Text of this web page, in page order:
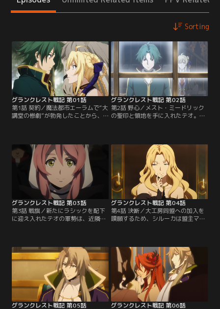
Sorting
グランクレスト戦記 第01話
第1話 契約／魔法都市エーラムで“大
講堂の惨劇”が勃発したことから、
かれ、大陸はふたたび戦火の時代を
迎える。魔法師のシルーカ・メレテ
スは、大陸の東にあるアルトゥーク
へ向かう道中、アルトゥークと対立
するクローヴィス兵の襲撃を受け
る…。【提供：バンダイチャンネ
グランクレスト戦記 第02話
第2話 野心／メスト・ミードリック
の聖印と領地を手に入れたテオ。し
の君主、ラシック・ダビッド。シル
ーカの先輩でもある契約魔法師のモ
レーノ・ドルトゥスを従え、小領な
がら兵力を整え戦いに備えてきた野
心家だ。ラシックに対抗するべく、
シルーカは…。【提供：バンダイチ
ャンネル】
グランクレスト戦記 第03話
第3話 戦旗／新たにラシックを配下
に迎え入れたテオの軍勢は、近隣の
ネーロを名乗ることにする。しか
し、その名が世間にとどろくことは
なく、テオは魔法師シルーカの傀儡
に過ぎないという噂が流れていた。
そんな矢先、領地の城下で混沌災害
が発生する…。【提供：バンダイチ
ャンネル】
グランクレスト戦記 第04話
第4話 決断／大工房同盟への加入を
嘆願するため、シルーカは盟主マリ
スト。一筋縄ではいかないと予感し
ていた通り、交渉は容易なものでは
なかった。次なる一手を打とうと、
今度は幻想詩連合のアルトゥーク伯
ヴィラールのもとへ赴くシルーカだ
ったが…。【提供：バンダイチャン
ネル】
グランクレスト戦記 第05話
グランクレスト戦記 第06話